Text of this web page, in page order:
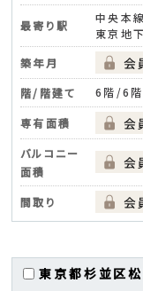
最寄り駅
中央本
東京地
築年月
階/階建て
6階/6階
専有面積
バルコニー
面積
間取り
東京都杉並区松